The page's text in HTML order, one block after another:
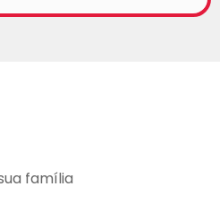
família